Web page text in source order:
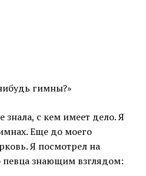
гимны?»
с кем имеет дело. Я
Еще до моего
Я посмотрел на
знающим взглядом: